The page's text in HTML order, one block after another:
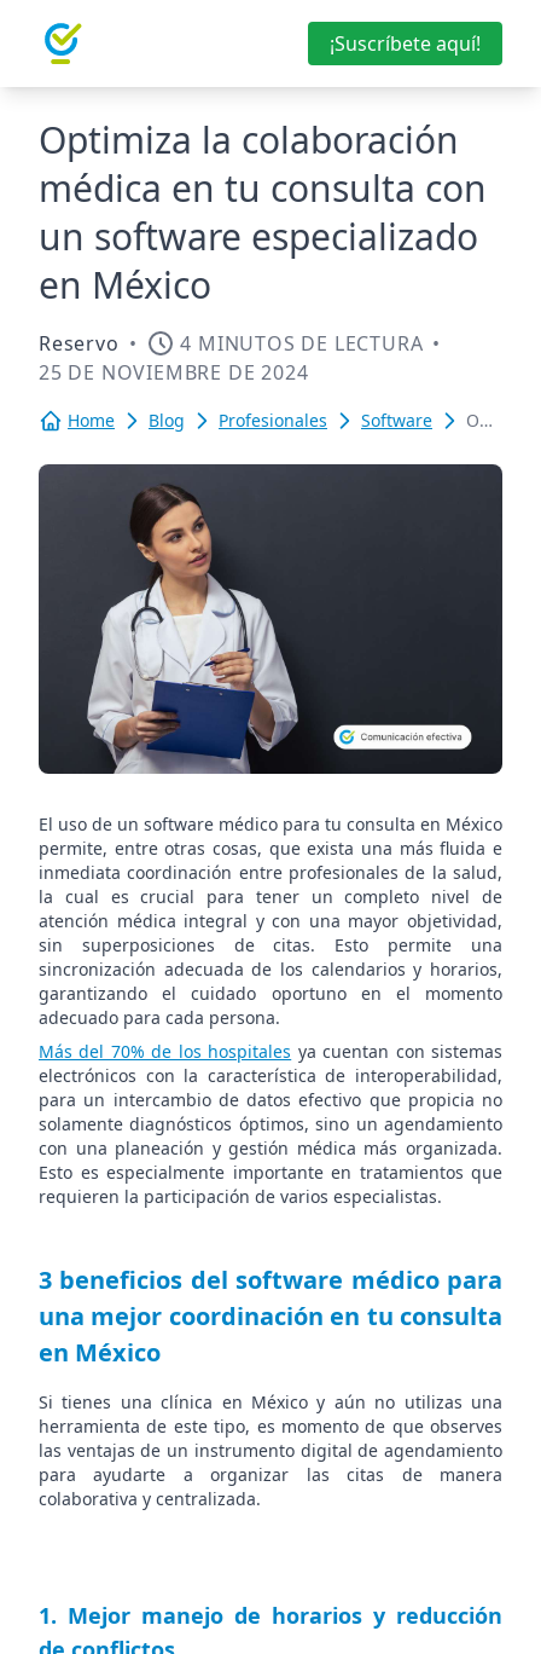
¡Suscríbete aquí!
Optimiza la colaboración
médica en tu consulta con
un software especializado
en México
Reservo • 4 MINUTOS DE LECTURA •
25 DE NOVIEMBRE DE 2024
Home Blog Profesionales Software
Optimiza
El uso de un software médico para tu consulta en México
permite, entre otras cosas, que exista una más fluida e
inmediata coordinación entre profesionales de la salud,
la cual es crucial para tener un completo nivel de
atención médica integral y con una mayor objetividad,
sin superposiciones de citas. Esto permite una
sincronización adecuada de los calendarios y horarios,
garantizando el cuidado oportuno en el momento
adecuado para cada persona.
Más del 70% de los hospitales ya cuentan con sistemas
electrónicos con la característica de interoperabilidad,
para un intercambio de datos efectivo que propicia no
solamente diagnósticos óptimos, sino un agendamiento
con una planeación y gestión médica más organizada.
Esto es especialmente importante en tratamientos que
requieren la participación de varios especialistas.
3 beneficios del software médico para
una mejor coordinación en tu consulta
en México
Si tienes una clínica en México y aún no utilizas una
herramienta de este tipo, es momento de que observes
las ventajas de un instrumento digital de agendamiento
para ayudarte a organizar las citas de manera
colaborativa y centralizada.
1. Mejor manejo de horarios y reducción